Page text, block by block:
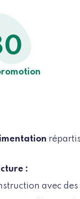
:
avec